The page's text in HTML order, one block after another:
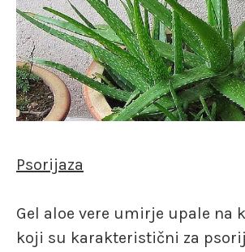
Psorijaza
Gel aloe vere umirje upale na
koji su karakteristični za